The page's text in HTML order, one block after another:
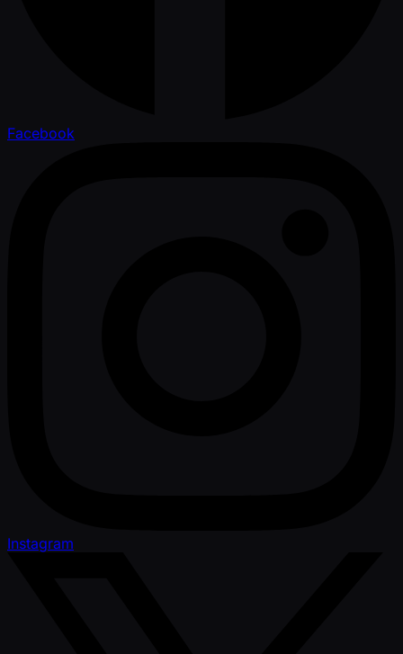
Facebook
Instagram